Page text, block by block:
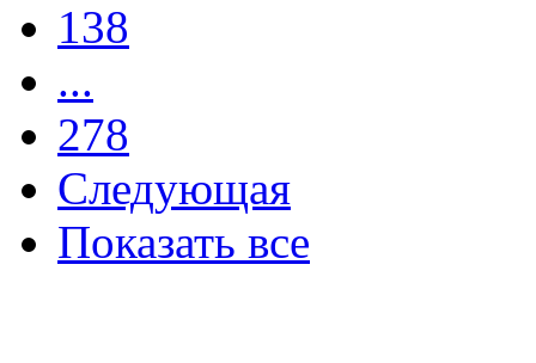
138
...
278
Следующая
Показать все